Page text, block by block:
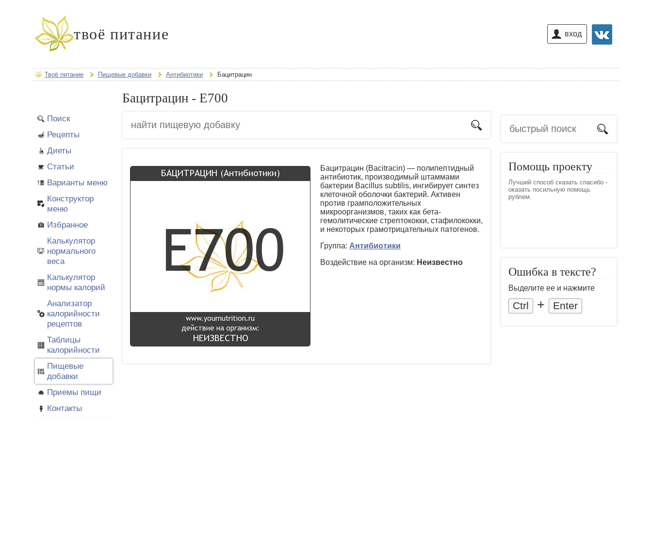
твоё питание вход
Твоё питание Пищевые добавки Антибиотики Бацитрацин
Поиск
Рецепты
Диеты
Статьи
Варианты меню
Конструктор
меню
Избранное
Калькулятор
нормального
веса
Калькулятор
нормы калорий
Анализатор
калорийности
рецептов
Таблицы
калорийности
Пищевые
добавки
Приемы пищи
Контакты
Бацитрацин - E700
Бацитрацин (Bacitracin) — полипептидный
антибиотик, производимый штаммами
бактерии Bacillus subtilis, ингибирует синтез
клеточной оболочки бактерий. Активен
против грамположительных
микроорганизмов, таких как бета-
гемолитические стрептококки, стафилококки,
и некоторых грамотрицательных патогенов.
Группа: Антибиотики
Воздействие на организм: Неизвестно
Помощь проекту
Лучший способ сказать спасибо -
оказать посильную помощь
рублем.
Ошибка в тексте?
Выделите ее и нажмите
Ctrl + Enter